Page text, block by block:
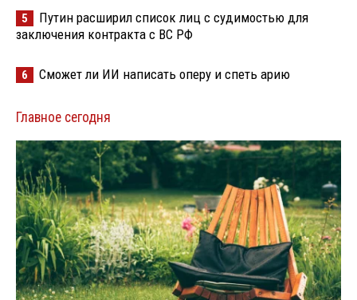
5
Путин расширил список лиц с судимостью для
заключения контракта с ВС РФ
6 Сможет ли ИИ написать оперу и спеть арию
Главное сегодня